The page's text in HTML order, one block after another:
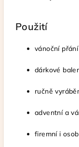
Použití
vánoční
dárkové
ručně
adventní a
firemní i